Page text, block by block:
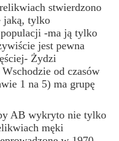
stwierdzono
jaką, tylko
-ma ją tylko
jest pewna
Żydzi
od czasów
1 na 5) ma grupę
AB wykryto nie tylko
męki